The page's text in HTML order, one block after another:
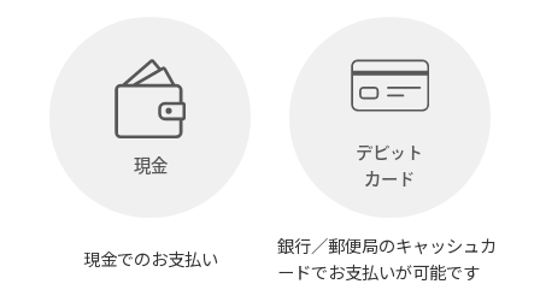
現金
現金でのお支払い
デビット
カード
銀行／郵便局のキャッシュカ
ードでお支払いが可能です